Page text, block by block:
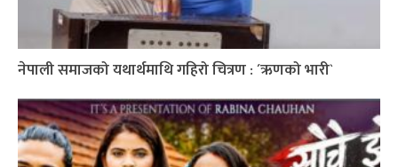
नेपाली समाजको यथार्थमाथि गहिरो चित्रण : ´ऋणको भारी`